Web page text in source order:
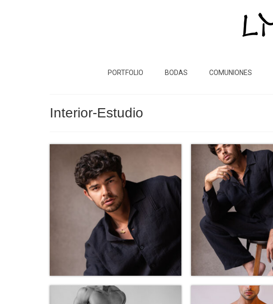
PORTFOLIO BODAS COMUNIONES
Interior-Estudio